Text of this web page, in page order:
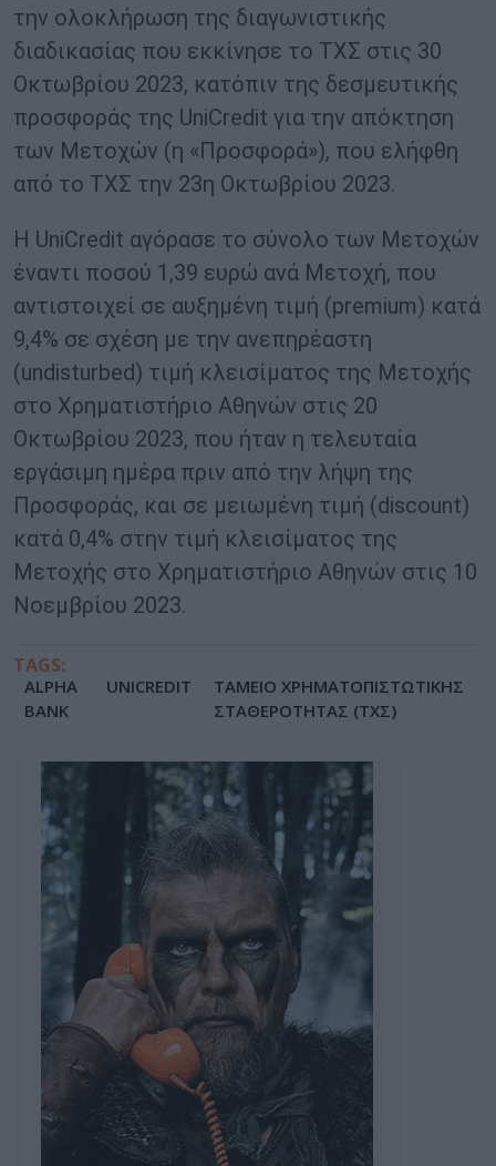
την ολοκλήρωση της διαγωνιστικής
διαδικασίας που εκκίνησε το ΤΧΣ στις 30
Οκτωβρίου 2023, κατόπιν της δεσμευτικής
προσφοράς της UniCredit για την απόκτηση
των Μετοχών (η «Προσφορά»), που ελήφθη
από το ΤΧΣ την 23η Οκτωβρίου 2023.
Η UniCredit αγόρασε το σύνολο των Μετοχών
έναντι ποσού 1,39 ευρώ ανά Μετοχή, που
αντιστοιχεί σε αυξημένη τιμή (premium) κατά
9,4% σε σχέση με την ανεπηρέαστη
(undisturbed) τιμή κλεισίματος της Μετοχής
στο Χρηματιστήριο Αθηνών στις 20
Οκτωβρίου 2023, που ήταν η τελευταία
εργάσιμη ημέρα πριν από την λήψη της
Προσφοράς, και σε μειωμένη τιμή (discount)
κατά 0,4% στην τιμή κλεισίματος της
Μετοχής στο Χρηματιστήριο Αθηνών στις 10
Νοεμβρίου 2023.
TAGS:
ALPHA
BANK
UNICREDIT
ΤΑΜΕΙΟ ΧΡΗΜΑΤΟΠΙΣΤΩΤΙΚΗΣ
ΣΤΑΘΕΡΟΤΗΤΑΣ (ΤΧΣ)